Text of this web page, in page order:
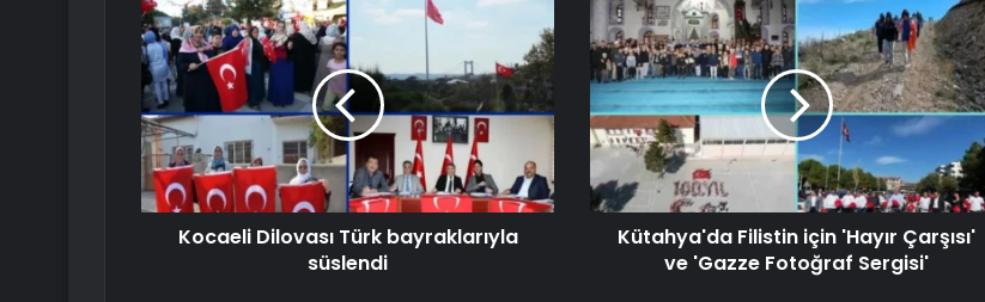
Kocaeli Dilovası Türk bayraklarıyla
süslendi
Kütahya'da Filistin için 'Hayır Çarşısı'
ve 'Gazze Fotoğraf Sergisi'